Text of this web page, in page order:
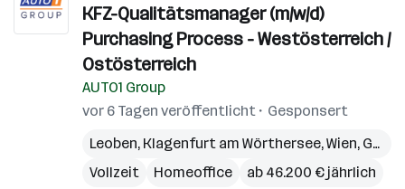
KFZ-Qualitätsmanager (m/w/d)
Purchasing Process - Westösterreich /
Ostösterreich
AUTO1 Group
vor 6 Tagen veröffentlicht
Gesponsert
Leoben, Klagenfurt am Wörthersee,Wien, Graz
Vollzeit
Homeoffice ab 46.200 € jährlich